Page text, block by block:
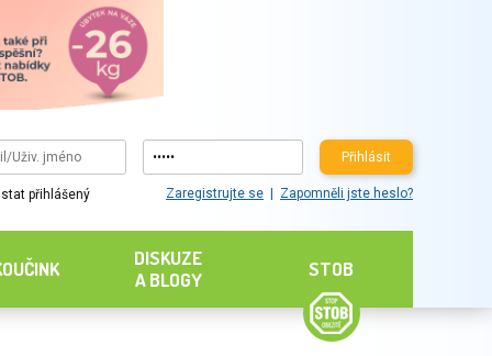
Přihlásit
přihlášený Zaregistrujte se Zapomněli jste heslo?
DISKUZE
A BLOGY
STOB